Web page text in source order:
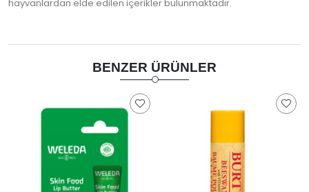
hayvanlardan elde edilen içerikler bulunmaktadır.
BENZER ÜRÜNLER